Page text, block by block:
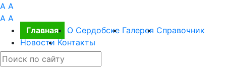
A A
A A
Главная
О Сердобске Галерея Справочник
Новости Контакты